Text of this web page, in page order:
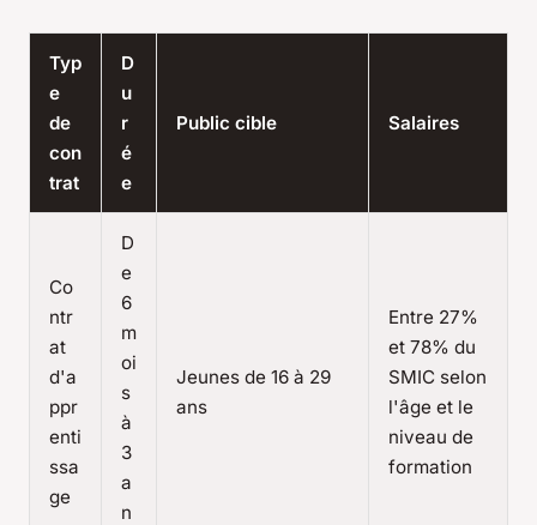
Typ
e
de
con
trat
D
u
r
é
e
Public cible Salaires
Co
ntr
at
d'a
ppr
enti
ssa
ge
D
e
6
m
oi
s
à
3
a
n
Jeunes de 16 à 29
ans
Entre 27%
et 78% du
SMIC selon
l'âge et le
niveau de
formation